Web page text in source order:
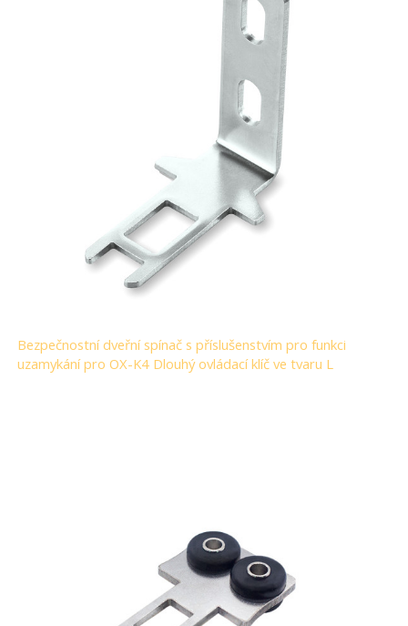
Bezpečnostní dveřní spínač s příslušenstvím pro funkci
uzamykání pro OX-K4 Dlouhý ovládací klíč ve tvaru L